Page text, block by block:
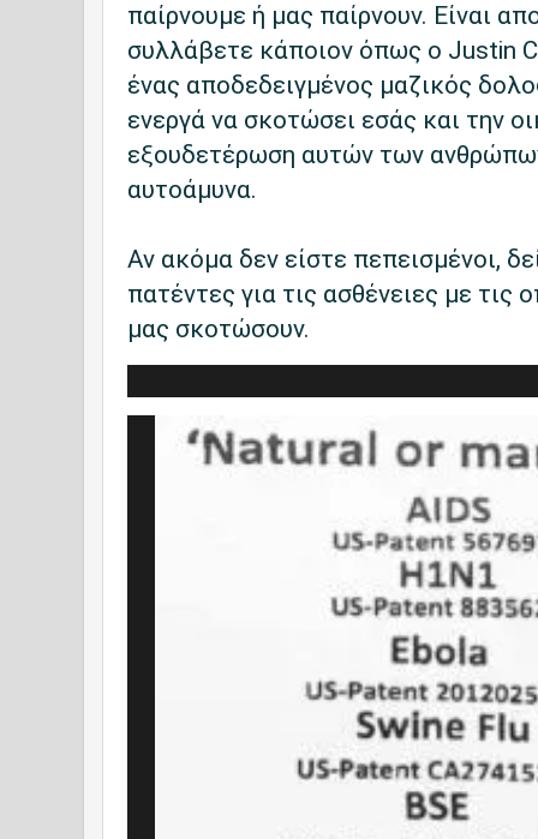
παίρνουμε ή μας παίρνουν. Είναι
συλλάβετε κάποιον όπως ο Justin
ένας αποδεδειγμένος μαζικός
ενεργά να σκοτώσει εσάς και την
εξουδετέρωση αυτών των
αυτοάμυνα.
Αν ακόμα δεν είστε πεπεισμένοι,
πατέντες για τις ασθένειες με τις
μας σκοτώσουν.